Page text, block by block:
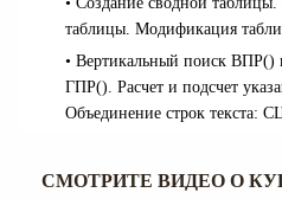
таблицы. Модификация
• Вертикальный поиск ВПР()
ГПР(). Расчет и подсчет
Объединение строк текста:
СМОТРИТЕ ВИДЕО О